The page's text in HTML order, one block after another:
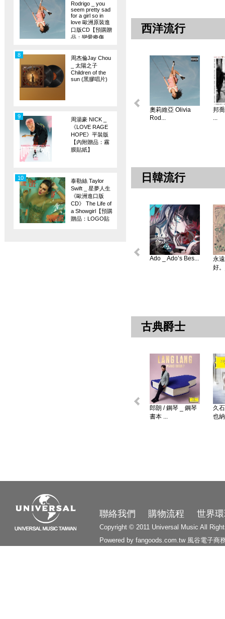
Rodrigo _ you
seem pretty sad
for a girl so in
love 歐洲原裝進
口版CD【預購贈
品：戀愛療傷
周杰倫Jay Chou
_ 太陽之子
Children of the
sun (黑膠唱片)
8
周湯豪 NICK _
《LOVE RAGE
HOPE》平裝版
【內附贈品：霧
膜貼紙】
9
泰勒絲 Taylor
Swift _ 星夢人生
《歐洲進口版
CD》 The Life of
a Showgirl【預購
贈品：LOGO貼
10
西洋流行
奧莉維亞 Olivia
Rod...
邦
...
日韓流行
Ado _ Ado’s Bes...
永
好
古典爵士
郎朗 / 鋼琴 _ 鋼琴
書本 ...
久
也
聯絡我們 購物流程 世界
Copyright © 2011 Universal Music All
Powered by fangoods.com.tw 風谷電子商